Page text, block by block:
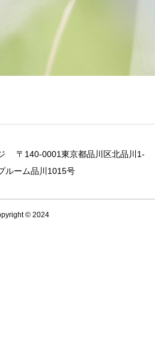
〒140-0001東京都品川区北品川1-
ルーム品川1015号
© 2024